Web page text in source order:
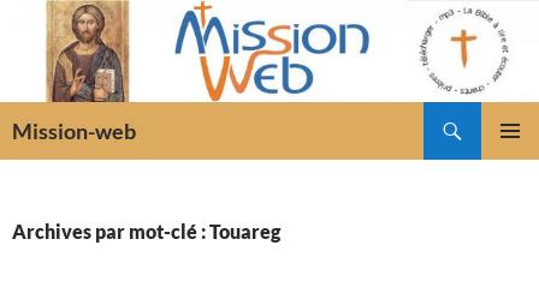
Mission-web
Archives par mot-clé : Touareg